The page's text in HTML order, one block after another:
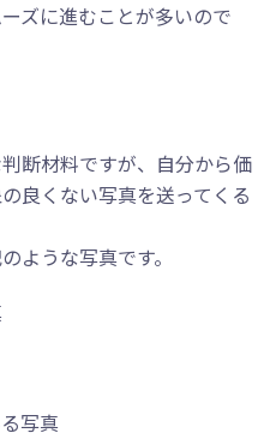
ズに進むことが多いので
断材料ですが、自分から価
良くない写真を送ってくる
ような写真です。
写真